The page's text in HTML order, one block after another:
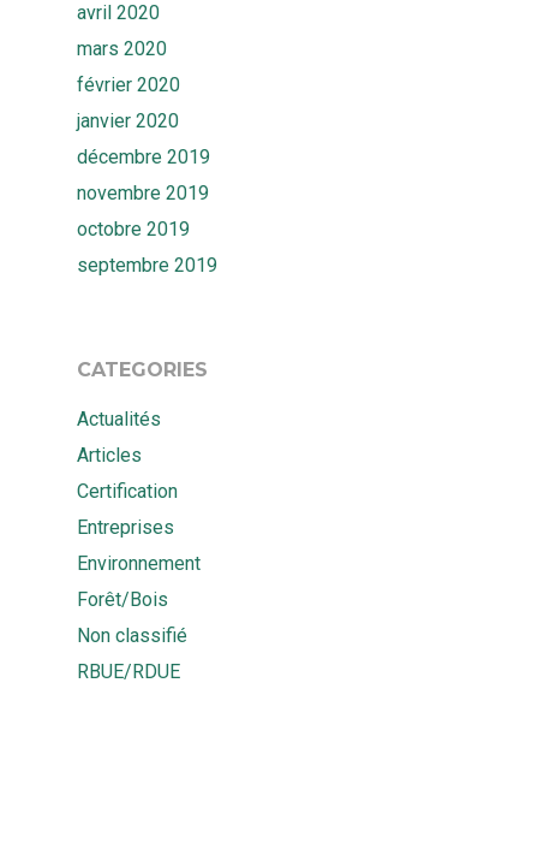
avril 2020
mars 2020
février 2020
janvier 2020
décembre 2019
novembre 2019
octobre 2019
septembre 2019
CATEGORIES
Actualités
Articles
Certification
Entreprises
Environnement
Forêt/Bois
Non classifié
RBUE/RDUE